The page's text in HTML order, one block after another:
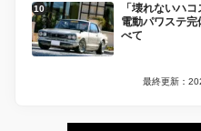
「壊れないハ
電動パワステ
べて
最終更新：